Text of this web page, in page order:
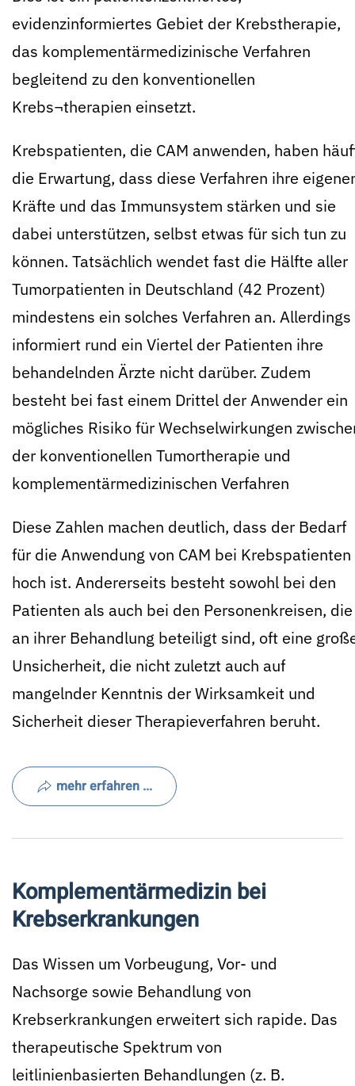
evidenzinformiertes Gebiet der Krebstherapie,
das komplementärmedizinische Verfahren
begleitend zu den konventionellen
Krebs¬therapien einsetzt.
Krebspatienten, die CAM anwenden, haben
die Erwartung, dass diese Verfahren ihre
Kräfte und das Immunsystem stärken und sie
dabei unterstützen, selbst etwas für sich tun zu
können. Tatsächlich wendet fast die Hälfte aller
Tumorpatienten in Deutschland (42 Prozent)
mindestens ein solches Verfahren an. Allerdings
informiert rund ein Viertel der Patienten ihre
behandelnden Ärzte nicht darüber. Zudem
besteht bei fast einem Drittel der Anwender ein
mögliches Risiko fürWechselwirkungen
der konventionellen Tumortherapie und
komplementärmedizinischen Verfahren
Diese Zahlen machen deutlich, dass der Bedarf
für die Anwendung von CAM bei Krebspatienten
hoch ist. Andererseits besteht sowohl bei den
Patienten als auch bei den Personenkreisen, die
an ihrer Behandlung beteiligt sind, oft eine
Unsicherheit, die nicht zuletzt auch auf
mangelnder Kenntnis derWirksamkeit und
Sicherheit dieser Therapieverfahren beruht.
mehr erfahren ...
Komplementärmedizin bei
Krebserkrankungen
Das Wissen um Vorbeugung, Vor- und
Nachsorge sowie Behandlung von
Krebserkrankungen erweitert sich rapide. Das
therapeutische Spektrum von
leitlinienbasierten Behandlungen (z. B.